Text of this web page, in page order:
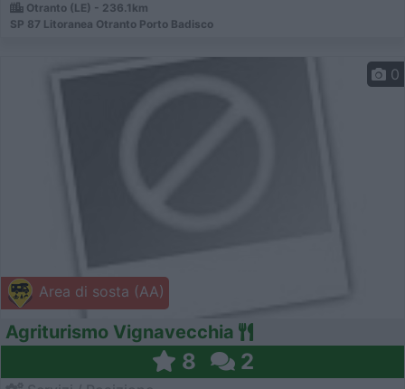
Otranto (LE) - 236.1km
SP 87 Litoranea Otranto Porto Badisco
Area di sosta (AA)
0
Agriturismo Vignavecchia
8 2